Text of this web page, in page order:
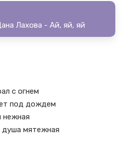
Лахова - Ай, яй, яй
с огнем
под дождем
нежная
мятежная